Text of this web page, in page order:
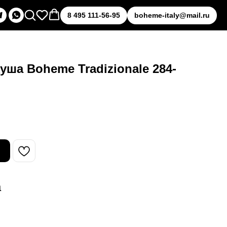
8 495 111-56-95 boheme-italy@mail.ru
Boheme Tradizionale 284-